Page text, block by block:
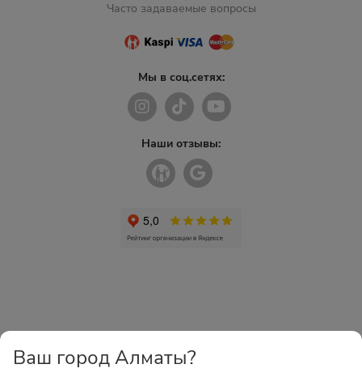
Часто задаваемые вопросы
Мы в соц.сетях:
Наши отзывы:
Ваш город Алматы?